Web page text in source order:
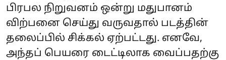
பிரபல நிறுவனம் ஒன்று மதுபானம்
விற்பனை செய்து வருவதால் படத்தின்
தலைப்பில் சிக்கல் ஏற்பட்டது. எனவே,
அந்தப் பெயரை டைட்டிலாக வைப்பதற்கு